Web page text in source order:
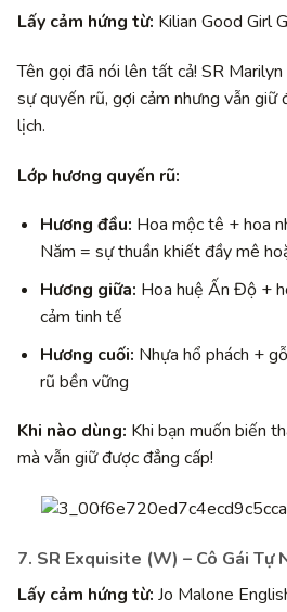
Lấy cảm hứng từ: Kilian Good Girl
Tên gọi đã nói lên tất cả! SR
sự quyến rũ, gợi cảm nhưng vẫn
lịch.
Lớp hương quyến rũ:
Hương đầu: Hoa mộc tê + hoa
Năm = sự thuần khiết đầy mê
Hương giữa: Hoa huệ Ấn Độ +
cảm tinh tế
Hương cuối: Nhựa hổ phách +
rũ bền vững
Khi nào dùng: Khi bạn muốn biến
mà vẫn giữ được đẳng cấp!
7. SR Exquisite (W) – Cô Gái Tự
Lấy cảm hứng từ: Jo Malone